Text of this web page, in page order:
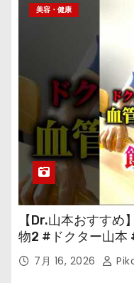
美容・健康
【Dr.山本おすす
物2 #ドクター山本
7月 16, 2026